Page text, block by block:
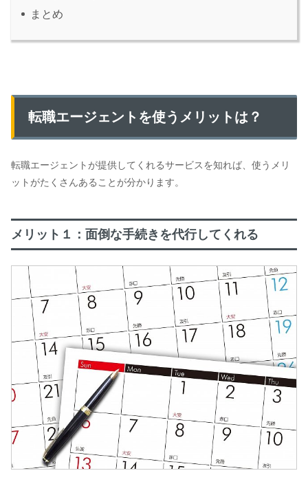
まとめ
転職エージェントを使うメリットは？
転職エージェントが提供してくれるサービスを知れば、使うメリ
ットがたくさんあることが分かります。
メリット１：面倒な手続きを代行してくれる